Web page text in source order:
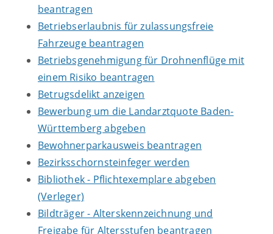
beantragen
Betriebserlaubnis für zulassungsfreie
Fahrzeuge beantragen
Betriebsgenehmigung für Drohnenflüge mit
einem Risiko beantragen
Betrugsdelikt anzeigen
Bewerbung um die Landarztquote Baden-
Württemberg abgeben
Bewohnerparkausweis beantragen
Bezirksschornsteinfeger werden
Bibliothek - Pflichtexemplare abgeben
(Verleger)
Bildträger - Alterskennzeichnung und
Freigabe für Altersstufen beantragen